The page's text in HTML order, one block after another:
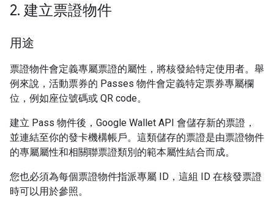
2. 建立票證物件
用途
票證物件會定義專屬票證的屬性，將核發給特定使用者。舉
例來說，活動票券的 Passes 物件會定義特定票券專屬欄
位，例如座位號碼或 QR code。
建立 Pass 物件後，Google Wallet API 會儲存新的票證，
並連結至你的發卡機構帳戶。這類儲存的票證是由票證物件
的專屬屬性和相關聯票證類別的範本屬性結合而成。
您也必須為每個票證物件指派專屬 ID，這組 ID 在核發票證
時可以用於參照。